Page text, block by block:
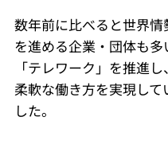
数年前に比べると世界
を進める企業・団体も
「テレワーク」を推進
柔軟な働き方を実現し
した。